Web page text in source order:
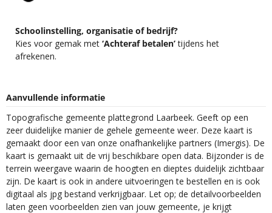
Schoolinstelling, organisatie of bedrijf?
Kies voor gemak met ‘Achteraf betalen’tijdens het
afrekenen.
Aanvullende informatie
Topografische gemeente plattegrond Laarbeek. Geeft op een
zeer duidelijke manier de gehele gemeente weer. Deze kaart is
gemaakt door een van onze onafhankelijke partners (Imergis). De
kaart is gemaakt uit de vrij beschikbare open data. Bijzonder is de
terrein weergave waarin de hoogten en dieptes duidelijk zichtbaar
zijn. De kaart is ook in andere uitvoeringen te bestellen en is ook
digitaal als jpg bestand verkrijgbaar. Let op; de detailvoorbeelden
laten geen voorbeelden zien van jouw gemeente, je krijgt